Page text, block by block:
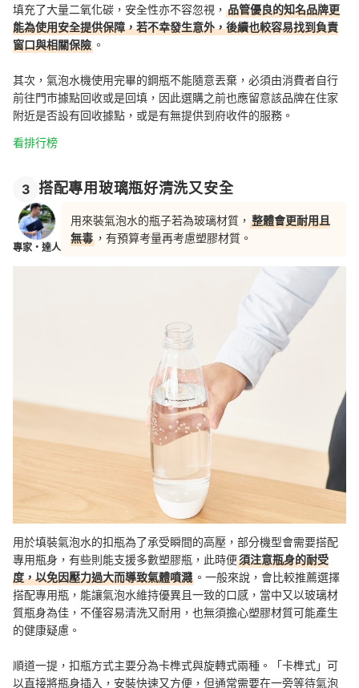
填充了大量二氧化碳，安全性亦不容忽視， 品管優良的知名品牌更
能為使用安全提供保障，若不幸發生意外，後續也較容易找到負責
窗口與相關保險 。
其次，氣泡水機使用完畢的鋼瓶不能隨意丟棄，必須由消費者自行
前往門市據點回收或是回填，因此選購之前也應留意該品牌在住家
附近是否設有回收據點，或是有無提供到府收件的服務。
看排行榜
3 搭配專用玻璃瓶好清洗又安全
專家・達人
用來裝氣泡水的瓶子若為玻璃材質， 整體會更耐用且
無毒 ，有預算考量再考慮塑膠材質。
用於填裝氣泡水的扣瓶為了承受瞬間的高壓，部分機型會需要搭配
專用瓶身，有些則能支援多數塑膠瓶，此時便須注意瓶身的耐受
度，以免因壓力過大而導致氣體噴濺 。一般來說，會比較推薦選擇
搭配專用瓶，能讓氣泡水維持優異且一致的口感，當中又以玻璃材
質瓶身為佳，不僅容易清洗又耐用，也無須擔心塑膠材質可能產生
的健康疑慮。
順道一提，扣瓶方式主要分為卡榫式與旋轉式兩種。「卡榫式」可
以直接將瓶身插入，安裝快速又方便，但通常需要在一旁等待氣泡